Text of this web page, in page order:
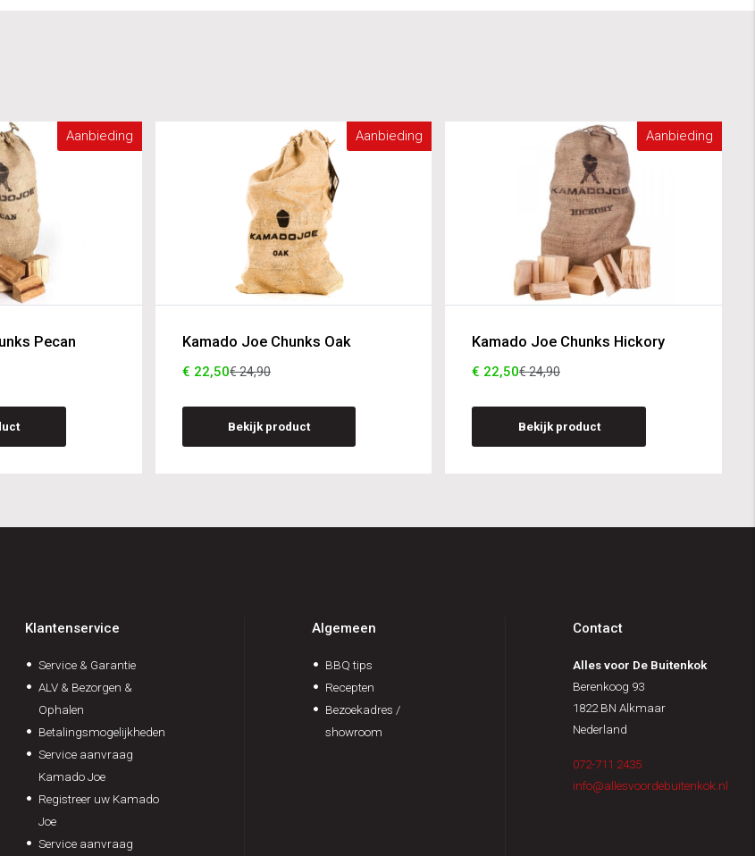
Aanbieding
Pecan
Aanbieding
Kamado Joe Chunks Oak
€ 22,50€ 24,90
Bekijk product
Aanbieding
Kamado Joe Chunks Hickory
€ 22,50€ 24,90
Bekijk product
Klantenservice
Service & Garantie
ALV & Bezorgen &
Ophalen
Betalingsmogelijkheden
Service aanvraag
Kamado Joe
Registreer uw Kamado
Joe
Service aanvraag
Algemeen
BBQ tips
Recepten
Bezoekadres /
showroom
Contact
Alles voor De Buitenkok
Berenkoog 93
1822 BN Alkmaar
Nederland
072-711 2435
info@allesvoordebuitenkok.nl